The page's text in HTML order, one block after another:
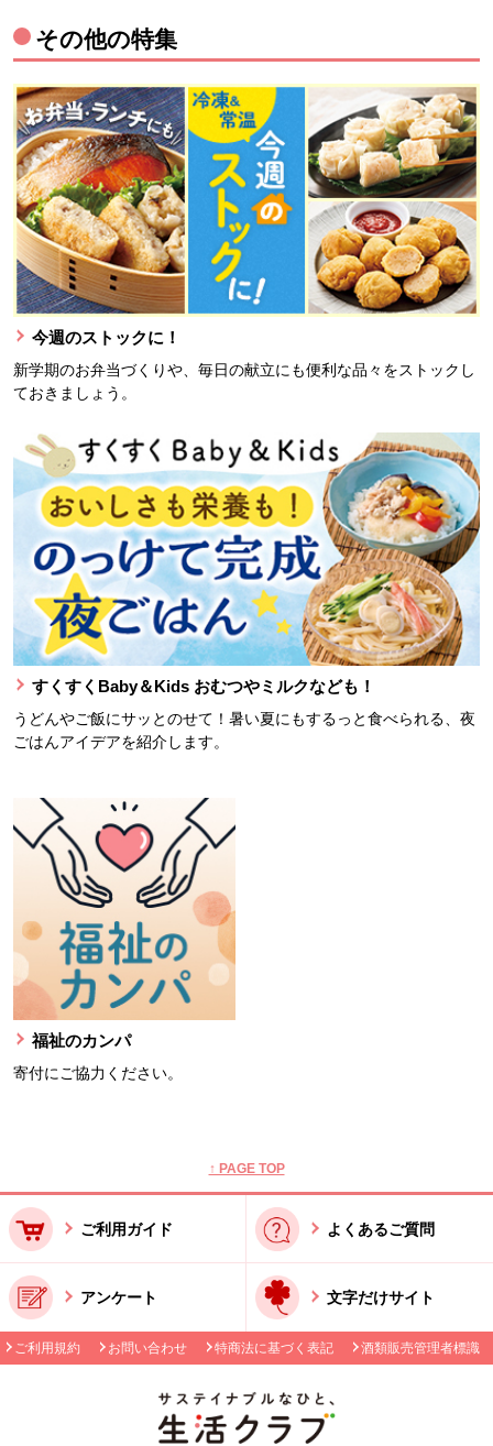
その他の特集
今週のストックに！
新学期のお弁当づくりや、毎日の献立にも便利な品々をストックし
ておきましょう。
すくすくBaby＆Kids おむつやミルクなども！
うどんやご飯にサッとのせて！暑い夏にもするっと食べられる、夜
ごはんアイデアを紹介します。
福祉のカンパ
寄付にご協力ください。
↑ PAGE TOP
ご利用ガイド よくあるご質問
アンケート 文字だけサイト
ご利用規約 お問い合わせ 特商法に基づく表記 酒類販売管理者標識